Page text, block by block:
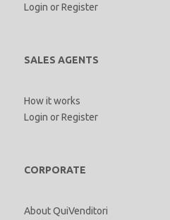
Login orRegister
SALES AGENTS
How it works
Login orRegister
CORPORATE
About QuiVenditori